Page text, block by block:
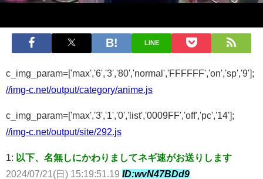
LINE
c_img_param=['max','6','3','80','normal','FFFFFF','on','sp','9'];
//img-c.net/output/category/anime.js
c_img_param=['max','3','1','0','list','0009FF','off','pc','14'];
//img-c.net/output/site/292.js
1: 以下、名無しにかわりましてネギ速がお送りします
2024/07/21(日) 15:19:51.19 ID:wvN47BDd9